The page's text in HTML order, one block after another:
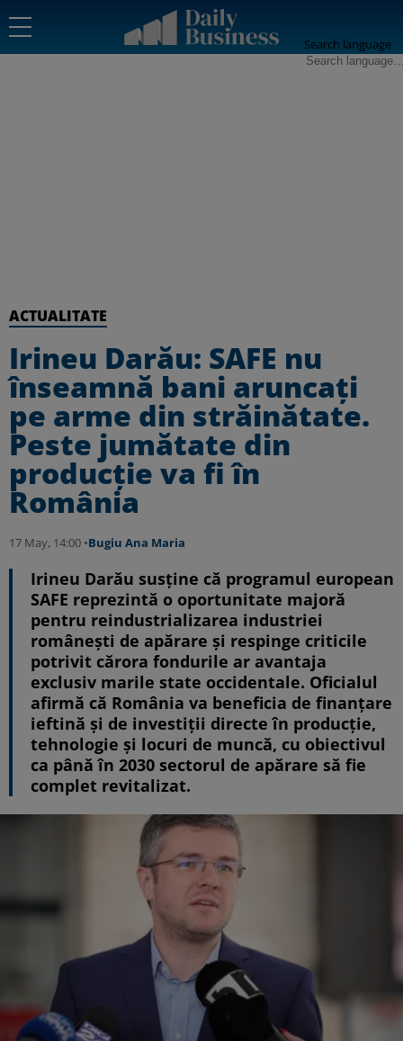
Search language
ACTUALITATE
Irineu Darău: SAFE nu
înseamnă bani aruncați
pe arme din străinătate.
Peste jumătate din
producție va fi în
România
17 May, 14:00 •Bugiu ⁠Ana Maria
Irineu Darău susține că programul european
SAFE reprezintă o oportunitate majoră
pentru reindustrializarea industriei
românești de apărare și respinge criticile
potrivit cărora fondurile ar avantaja
exclusiv marile state occidentale. Oficialul
afirmă că România va beneficia de finanțare
ieftină și de investiții directe în producție,
tehnologie și locuri de muncă, cu obiectivul
ca până în 2030 sectorul de apărare să fie
complet revitalizat.